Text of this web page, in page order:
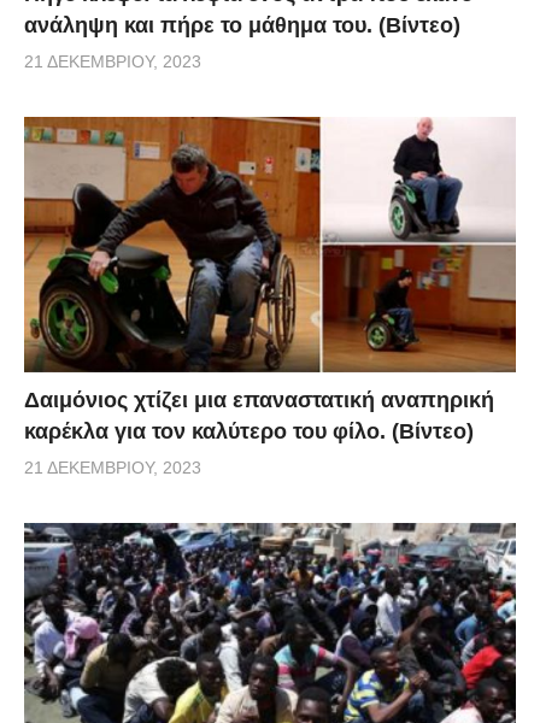
ανάληψη και πήρε το μάθημα του. (Βίντεο)
21 ΔΕΚΕΜΒΡΊΟΥ, 2023
Δαιμόνιος χτίζει μια επαναστατική αναπηρική
καρέκλα για τον καλύτερο του φίλο. (Βίντεο)
21 ΔΕΚΕΜΒΡΊΟΥ, 2023